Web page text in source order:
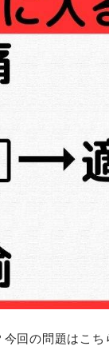
回の問題はこち